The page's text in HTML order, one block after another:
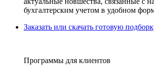
бухгалтерским учетом в удобном
Заказать или скачать готовую
Программы для клиентов